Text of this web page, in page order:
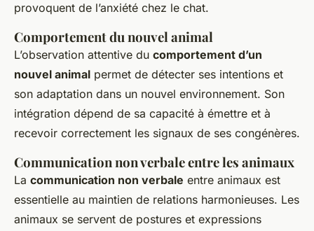
provoquent de l’anxiété chez le chat.
Comportement du nouvel animal
L’observation attentive du comportement d’un
nouvel animal permet de détecter ses intentions et
son adaptation dans un nouvel environnement. Son
intégration dépend de sa capacité à émettre et à
recevoir correctement les signaux de ses congénères.
Communication non verbale entre les animaux
La communication non verbale entre animaux est
essentielle au maintien de relations harmonieuses. Les
animaux se servent de postures et expressions